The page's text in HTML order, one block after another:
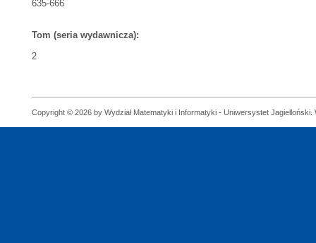
635-666
Tom (seria wydawnicza):
2
Copyright © 2026 by Wydział Matematyki i Informatyki - Uniwersystet